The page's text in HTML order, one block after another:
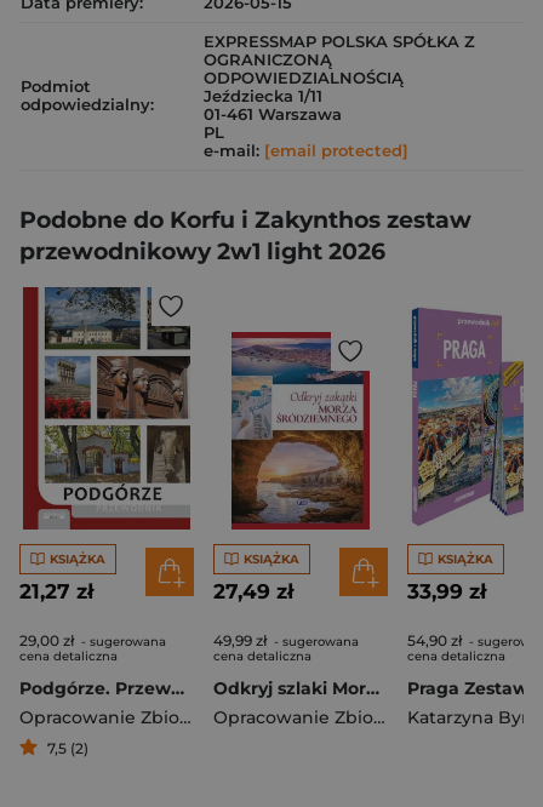
Podmiot
odpowiedzialny:
EXPRESSMAP POLSKA SPÓŁKA Z
OGRANICZONĄ
ODPOWIEDZIALNOŚCIĄ
Jeździecka 1/11
01-461 Warszawa
PL
e-mail: [email protected]
Podobne do Korfu i Zakynthos zestaw
przewodnikowy 2w1 light 2026
KSIĄŻKA
21,27 zł
29,00 zł - sugerowana
cena detaliczna
Podgórze. Przewodnik wyd. 5
Opracowanie Zbiorowe
7,5 (2)
KSIĄŻKA
27,49 zł
49,99 zł - sugerowana
cena detaliczna
Odkryj szlaki Morza Śródziemnego
Opracowanie Zbiorowe
KSIĄŻKA
33,99 zł
54,90 zł -
cena detaliczna
Katarzyna